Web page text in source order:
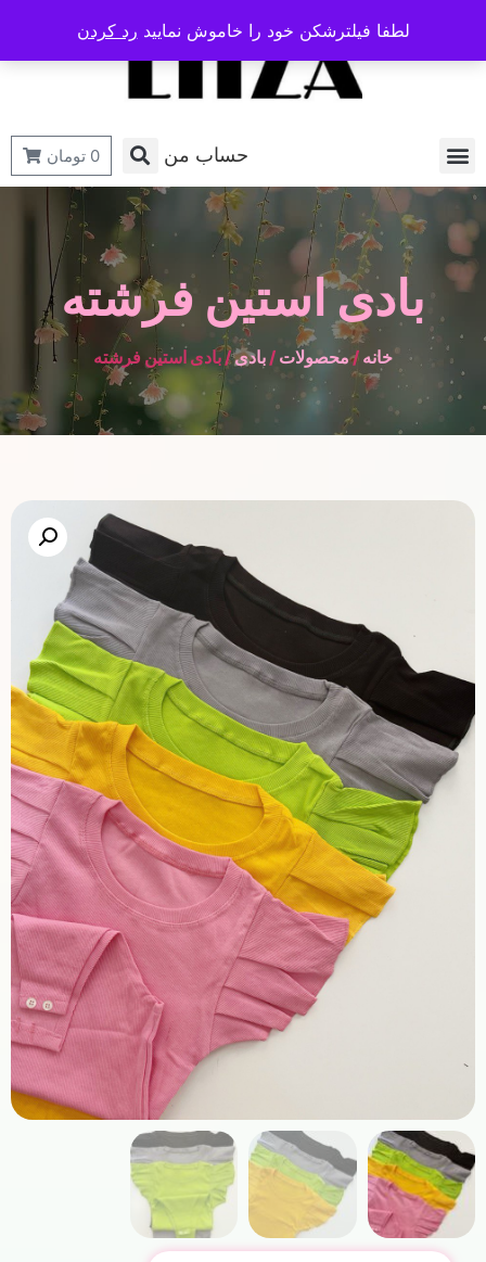
حساب من 0 تومان
بادی استین فرشته
خانه /محصولات / بادی/ بادی استین فرشته
لطفا فیلترشکن خود را خاموش نمایید رد کردن